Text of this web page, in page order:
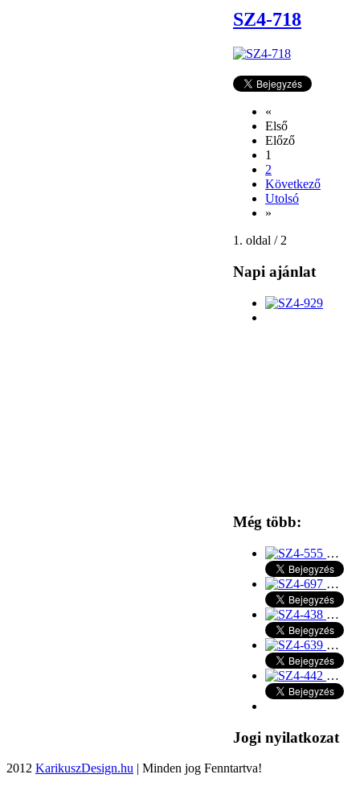
SZ4-718
«
Első
Előző
1
2
Következő
Utolsó
»
1. oldal / 2
Napi ajánlat
Még több:
…
…
…
…
…
Jogi nyilatkozat
2012 KarikuszDesign.hu | Minden jog Fenntartva!